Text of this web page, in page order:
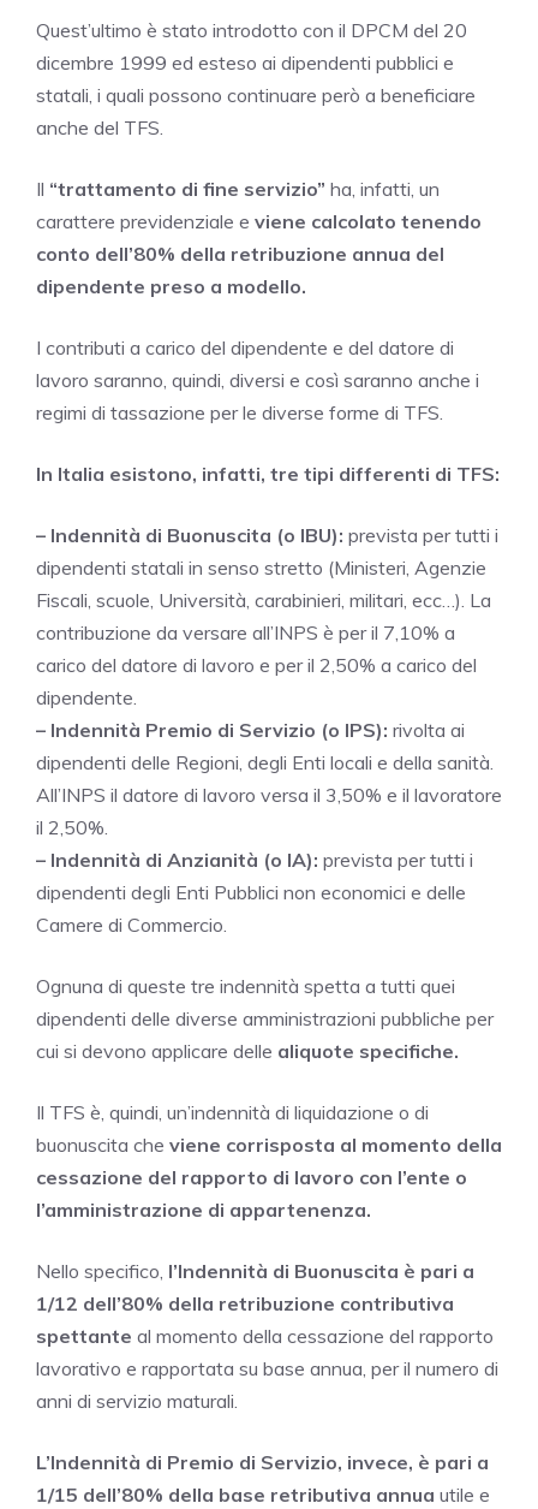
Quest’ultimo è stato introdotto con il DPCM del 20
dicembre 1999 ed esteso ai dipendenti pubblici e
statali, i quali possono continuare però a beneficiare
anche del TFS.
Il “trattamento di fine servizio” ha, infatti, un
carattere previdenziale e viene calcolato tenendo
conto dell’80% della retribuzione annua del
dipendente preso a modello.
I contributi a carico del dipendente e del datore di
lavoro saranno, quindi, diversi e così saranno anche i
regimi di tassazione per le diverse forme di TFS.
In Italia esistono, infatti, tre tipi differenti di TFS:
– Indennità di Buonuscita (o IBU): prevista per tutti i
dipendenti statali in senso stretto (Ministeri, Agenzie
Fiscali, scuole, Università, carabinieri, militari, ecc…). La
contribuzione da versare all’INPS è per il 7,10% a
carico del datore di lavoro e per il 2,50% a carico del
dipendente.
– Indennità Premio di Servizio (o IPS): rivolta ai
dipendenti delle Regioni, degli Enti locali e della sanità.
All’INPS il datore di lavoro versa il 3,50% e il lavoratore
il 2,50%.
– Indennità di Anzianità (o IA): prevista per tutti i
dipendenti degli Enti Pubblici non economici e delle
Camere di Commercio.
Ognuna di queste tre indennità spetta a tutti quei
dipendenti delle diverse amministrazioni pubbliche per
cui si devono applicare delle aliquote specifiche.
Il TFS è, quindi, un’indennità di liquidazione o di
buonuscita che viene corrisposta al momento della
cessazione del rapporto di lavoro con l’ente o
l’amministrazione di appartenenza.
Nello specifico, l’Indennità di Buonuscita è pari a
1/12 dell’80% della retribuzione contributiva
spettante al momento della cessazione del rapporto
lavorativo e rapportata su base annua, per il numero di
anni di servizio maturali.
L’Indennità di Premio di Servizio, invece, è pari a
1/15 dell’80% della base retributiva annua utile e